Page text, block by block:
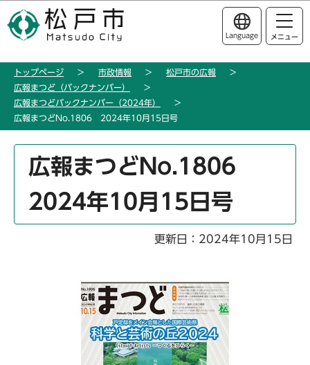
の
ー
頭
このページの本文へ移動
Language メニュー
トップページ 市政情報
松戸市の広報
広報まつど（バックナンバー）
広報まつどバックナンバー（2024年）
広報まつどNo.1806 2024年10月15日号
か
広報まつどNo.1806
2024年10月15日号
更新日：2024年10月15日